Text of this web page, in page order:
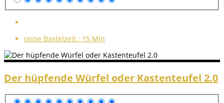
reine Bastelzeit : 15 Min
Der hüpfende Würfel oder Kastenteufel 2.0